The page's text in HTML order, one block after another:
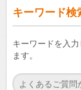
キーワード検
キーワードを入
ます。